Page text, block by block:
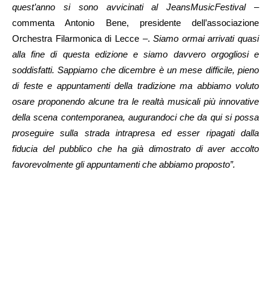
quest’anno si sono avvicinati al JeansMusicFestival–
commenta Antonio Bene, presidente dell’associazione
Orchestra Filarmonica di Lecce –.Siamo ormai arrivati quasi
alla fine di questa edizione e siamo davvero orgogliosi e
soddisfatti. Sappiamo che dicembre è un mese difficile, pieno
di feste e appuntamenti della tradizione ma abbiamo voluto
osare proponendo alcune tra le realtà musicali più innovative
della scena contemporanea, augurandoci che da qui si possa
proseguire sulla strada intrapresa ed esser ripagati dalla
fiducia del pubblico che ha già dimostrato di aver accolto
favorevolmente gli appuntamenti che abbiamo proposto”.